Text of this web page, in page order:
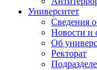
Университет
Сведения
Новости и
Об
Ректорат